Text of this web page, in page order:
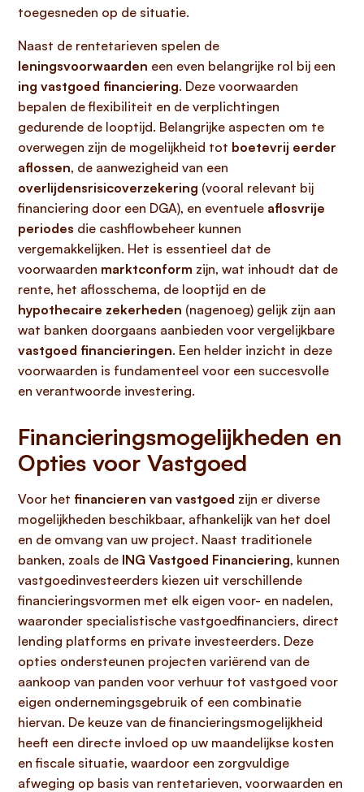
toegesneden op de situatie.
Naast de rentetarieven spelen de
leningsvoorwaarden een even belangrijke rol bij een
ing vastgoed financiering. Deze voorwaarden
bepalen de flexibiliteit en de verplichtingen
gedurende de looptijd. Belangrijke aspecten om te
overwegen zijn de mogelijkheid tot boetevrij eerder
aflossen, de aanwezigheid van een
overlijdensrisicoverzekering (vooral relevant bij
financiering door een DGA), en eventuele aflosvrije
periodes die cashflowbeheer kunnen
vergemakkelijken. Het is essentieel dat de
voorwaarden marktconform zijn, wat inhoudt dat de
rente, het aflosschema, de looptijd en de
hypothecaire zekerheden (nagenoeg) gelijk zijn aan
wat banken doorgaans aanbieden voor vergelijkbare
vastgoed financieringen. Een helder inzicht in deze
voorwaarden is fundamenteel voor een succesvolle
en verantwoorde investering.
Financieringsmogelijkheden en
Opties voor Vastgoed
Voor het financieren van vastgoed zijn er diverse
mogelijkheden beschikbaar, afhankelijk van het doel
en de omvang van uw project. Naast traditionele
banken, zoals de ING Vastgoed Financiering, kunnen
vastgoedinvesteerders kiezen uit verschillende
financieringsvormen met elk eigen voor- en nadelen,
waaronder specialistische vastgoedfinanciers, direct
lending platforms en private investeerders. Deze
opties ondersteunen projecten variërend van de
aankoop van panden voor verhuur tot vastgoed voor
eigen ondernemingsgebruik of een combinatie
hiervan. De keuze van de financieringsmogelijkheid
heeft een directe invloed op uw maandelijkse kosten
en fiscale situatie, waardoor een zorgvuldige
afweging op basis van rentetarieven, voorwaarden en